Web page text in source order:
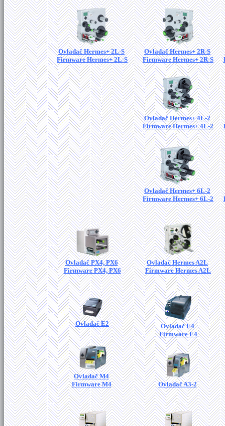
Ovladač Hermes+ 2L-S
Firmware Hermes+ 2L-S
Ovladač Hermes+ 2R-S
Firmware Hermes+ 2R-S
Ovladač Hermes+ 4L-2
Firmware Hermes+ 4L-2
Ovladač Hermes+ 6L-2
Firmware Hermes+ 6L-2
Ovladač PX4, PX6
Firmware PX4, PX6
Ovladač Hermes A2L
Firmware Hermes A2L
Ovladač E2
Ovladač E4
Firmware E4
Ovladač M4
Firmware M4
Ovladač A3-2